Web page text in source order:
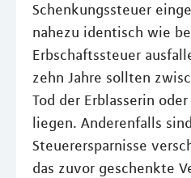
Schenkungssteuer
nahezu identisch wie
Erbschaftssteuer
zehn Jahre sollten
Tod der Erblasserin
liegen. Anderenfalls
Steuerersparnisse
das zuvor geschenkte